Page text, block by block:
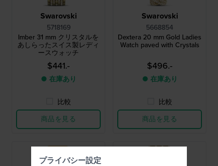
Swarovski
5718169
Imber 31 mm クリスタルを
あしらったスイス製レディ
ースウォッチ
$441.-
● 在庫あり
比較
商品を見る
Swarovski
5668854
Dextera 20 mm Gold Ladies
Watch paved with Crystals
$496.-
● 在庫あり
比較
商品を見る
プライバシー設定